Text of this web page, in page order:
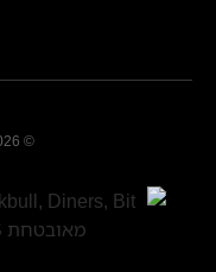
© 2026 All rights reserved